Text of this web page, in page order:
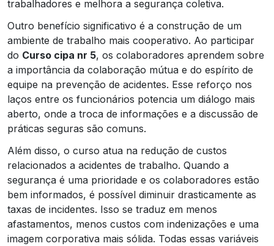
trabalhadores e melhora a segurança coletiva.
Outro benefício significativo é a construção de um
ambiente de trabalho mais cooperativo. Ao participar
do Curso cipa nr 5, os colaboradores aprendem sobre
a importância da colaboração mútua e do espírito de
equipe na prevenção de acidentes. Esse reforço nos
laços entre os funcionários potencia um diálogo mais
aberto, onde a troca de informações e a discussão de
práticas seguras são comuns.
Além disso, o curso atua na redução de custos
relacionados a acidentes de trabalho. Quando a
segurança é uma prioridade e os colaboradores estão
bem informados, é possível diminuir drasticamente as
taxas de incidentes. Isso se traduz em menos
afastamentos, menos custos com indenizações e uma
imagem corporativa mais sólida. Todas essas variáveis